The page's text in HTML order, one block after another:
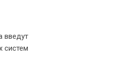
введут
систем